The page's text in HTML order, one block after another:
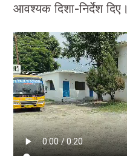
आवश्यक दिशा-निर्देश दिए।